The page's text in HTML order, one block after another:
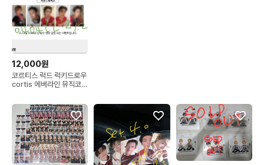
12,000원
코르티스 럭드 럭키드로우
cortis 에버라인 뮤직코리